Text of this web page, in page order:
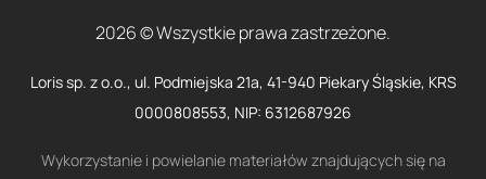
2026 © Wszystkie prawa zastrzeżone.
Loris sp. z o.o., ul. Podmiejska 21a, 41-940 Piekary Śląskie, KRS
0000808553, NIP: 6312687926
Wykorzystanie i powielanie materiałów znajdujących się na